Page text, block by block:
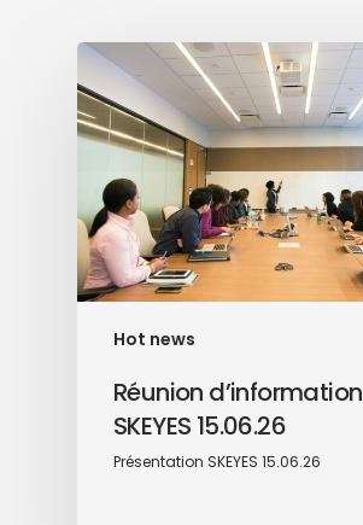
Hot news
Réunion d’information
SKEYES 15.06.26
Présentation SKEYES 15.06.26